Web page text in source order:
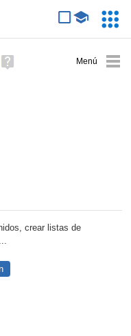
avanzada
Ayuda
(en
crear listas de